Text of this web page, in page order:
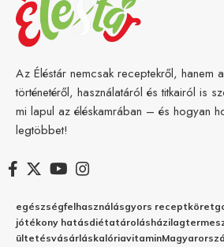
Az Éléstár nemcsak receptekről, hanem
történetéről, használatáról és titkairól is
mi lapul az éléskamrában – és hogyan
legtöbbet!
egészségfelhasználásgyors receptköret
jótékony hatásdiétatárolásházilag
ültetésvásárláskalóriavitamin